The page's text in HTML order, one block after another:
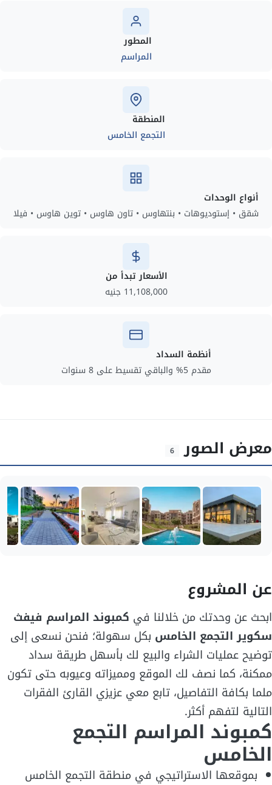
المطور
المراسم
المنطقة
التجمع الخامس
أنواع الوحدات
شقق • إستوديوهات • بنتهاوس • تاون هاوس • توين هاوس • فيلا
الأسعار تبدأ من
11,108,000 جنيه
أنظمة السداد
مقدم 5% والباقي تقسيط على 8 سنوات
معرض الصور 6
عن المشروع
ابحث عن وحدتك من خلالنا في كمبوند المراسم فيفث
سكوير التجمع الخامس بكل سهولة؛ فنحن نسعى إلى
توضيح عمليات الشراء والبيع لك بأسهل طريقة سداد
ممكنة، كما نصف لك الموقع ومميزاته وعيوبه حتى تكون
ملما بكافة التفاصيل، تابع معي عزيزي القارئ الفقرات
التالية لتفهم أكثر.
كمبوند المراسم التجمع
الخامس
بموقعها الاستراتيجي في منطقة التجمع الخامس